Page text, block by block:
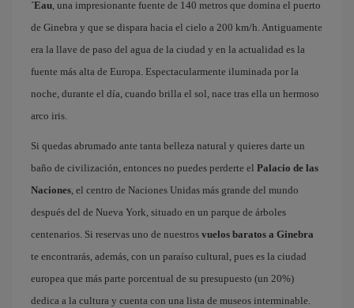
´Eau, una impresionante fuente de 140 metros que domina el puerto
de Ginebra y que se dispara hacia el cielo a 200 km/h. Antiguamente
era la llave de paso del agua de la ciudad y en la actualidad es la
fuente más alta de Europa. Espectacularmente iluminada por la
noche, durante el día, cuando brilla el sol, nace tras ella un hermoso
arco iris.
Si quedas abrumado ante tanta belleza natural y quieres darte un
baño de civilización, entonces no puedes perderte el Palacio de las
Naciones, el centro de Naciones Unidas más grande del mundo
después del de Nueva York, situado en un parque de árboles
centenarios. Si reservas uno de nuestros vuelos baratos a Ginebra
te encontrarás, además, con un paraíso cultural, pues es la ciudad
europea que más parte porcentual de su presupuesto (un 20%)
dedica a la cultura y cuenta con una lista de museos interminable.